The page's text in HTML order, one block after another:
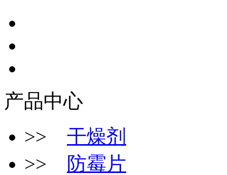
产品中心
>> 干燥剂
>>
防霉片